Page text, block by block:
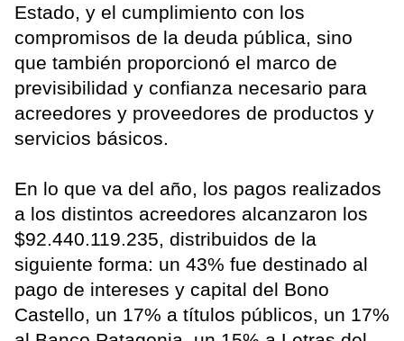
Estado, y el cumplimiento con los
compromisos de la deuda pública, sino
que también proporcionó el marco de
previsibilidad y confianza necesario para
acreedores y proveedores de productos y
servicios básicos.
En lo que va del año, los pagos realizados
a los distintos acreedores alcanzaron los
$92.440.119.235, distribuidos de la
siguiente forma: un 43% fue destinado al
pago de intereses y capital del Bono
Castello, un 17% a títulos públicos, un 17%